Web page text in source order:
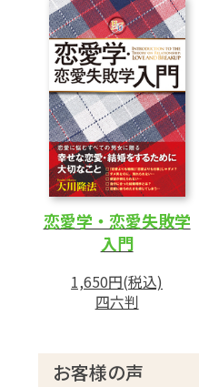
恋愛学・恋愛失敗学
入門
1,650円(税込)
四六判
お客様の声